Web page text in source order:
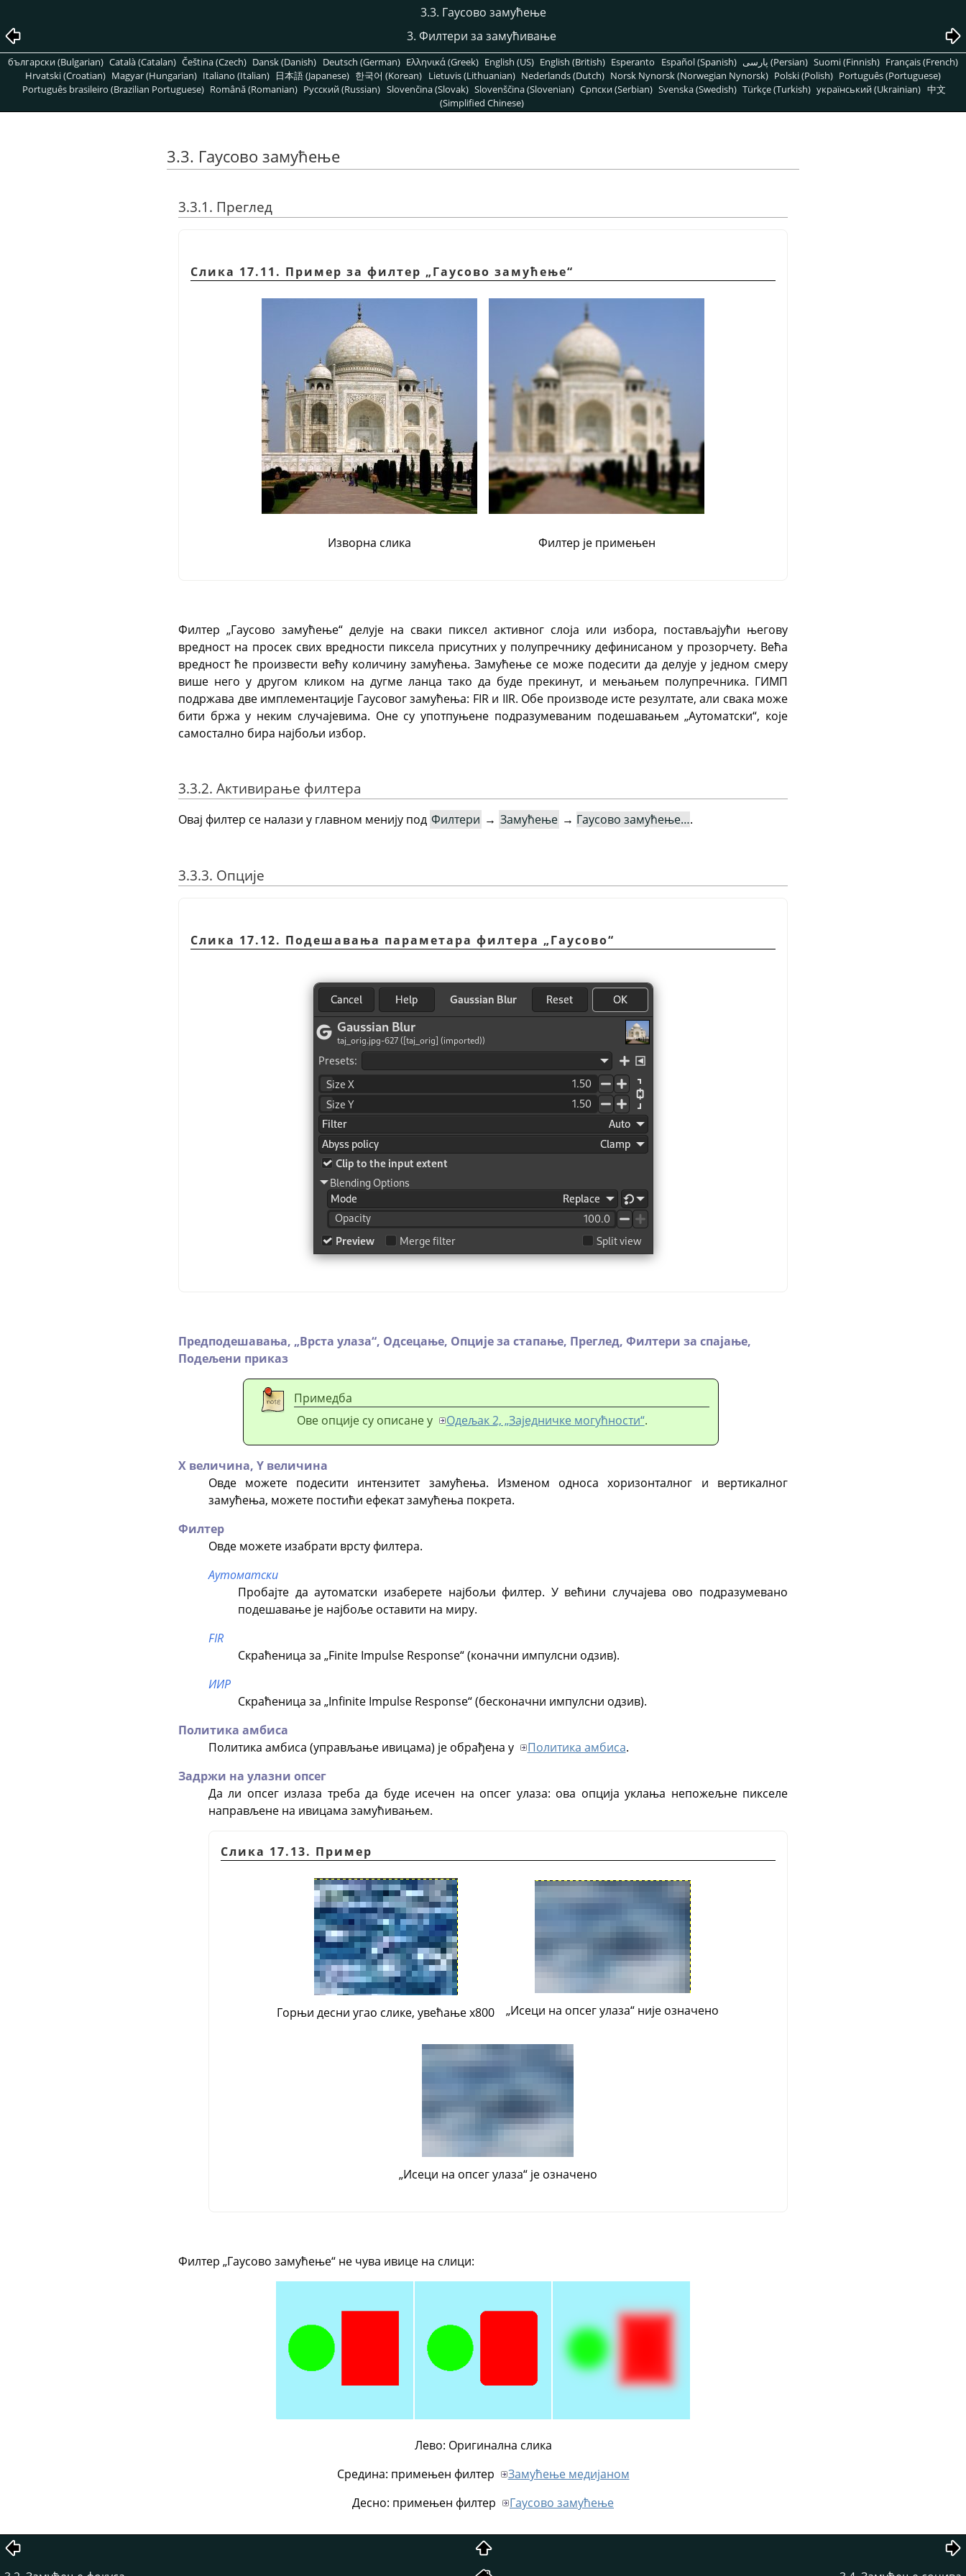
3.3. Гаусово замућење
3. Филтери за замућивање
български (Bulgarian) Català (Catalan) Čeština (Czech) Dansk (Danish) Deutsch (German) Ελληνικά (Greek) English (US) English (British) Esperanto Español (Spanish) پارسی (Persian) Suomi (Finnish) Français (French)
Hrvatski (Croatian) Magyar (Hungarian) Italiano (Italian) 日本語 (Japanese) 한국어 (Korean) Lietuvis (Lithuanian) Nederlands (Dutch) Norsk Nynorsk (Norwegian Nynorsk) Polski (Polish) Português (Portuguese)
Português brasileiro (Brazilian Portuguese) Română (Romanian) Pусский (Russian) Slovenčina (Slovak) Slovenščina (Slovenian) Српски (Serbian) Svenska (Swedish) Türkçe (Turkish) український (Ukrainian) 中文
(Simplified Chinese)
3.3. Гаусово замућење
3.3.1. Преглед
Слика 17.11. Пример за филтер „Гаусово замућење“
Изворна слика Филтер је примењен
Филтер „Гаусово замућење“ делује на сваки пиксел активног слоја или избора, постављајући његову
вредност на просек свих вредности пиксела присутних у полупречнику дефинисаном у прозорчету. Већа
вредност ће произвести већу количину замућења. Замућење се може подесити да делује у једном смеру
више него у другом кликом на дугме ланца тако да буде прекинут, и мењањем полупречника. ГИМП
подржава две имплементације Гаусовог замућења: FIR и IIR. Обе производе исте резултате, али свака може
бити бржа у неким случајевима. Оне су употпуњене подразумеваним подешавањем „Аутоматски“, које
самостално бира најбољи избор.
3.3.2. Активирање филтера
Овај филтер се налази у главном менију под Филтери → Замућење → Гаусово замућење….
3.3.3. Опције
Слика 17.12. Подешавања параметара филтера „Гаусово“
Предподешавања, „Врста улаза“, Одсецање, Опције за стапање, Преглед, Филтери за спајање,
Подељени приказ
Примедба
Ове опције су описане у
Одељак 2, „Заједничке могућности“.
X величина, Y величина
Овде можете подесити интензитет замућења. Изменом односа хоризонталног и вертикалног
замућења, можете постићи ефекат замућења покрета.
Филтер
Овде можете изабрати врсту филтера.
Аутоматски
Пробајте да аутоматски изаберете најбољи филтер. У већини случајева ово подразумевано
подешавање је најбоље оставити на миру.
FIR
Скраћеница за„Finite Impulse Response“(коначни импулсни одзив).
ИИР
Скраћеница за„Infinite Impulse Response“(бесконачни импулсни одзив).
Политика амбиса
Политика амбиса (управљање ивицама) је обрађена у
Политика амбиса.
Задржи на улазни опсег
Да ли опсег излаза треба да буде исечен на опсег улаза: ова опција уклања непожељне пикселе
направљене на ивицама замућивањем.
Слика 17.13. Пример
Горњи десни угао слике, увећање x800 „Исеци на опсег улаза“ није означено
„Исеци на опсег улаза“је означено
Филтер „Гаусово замућење“ не чува ивице на слици:
Лево: Оригинална слика
Средина: примењен филтер
Замућење медијаном
Десно: примењен филтер
Гаусово замућење